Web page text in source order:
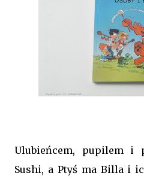
Ulubieńcem, pupilem i
Sushi, a Ptyś ma Billa i